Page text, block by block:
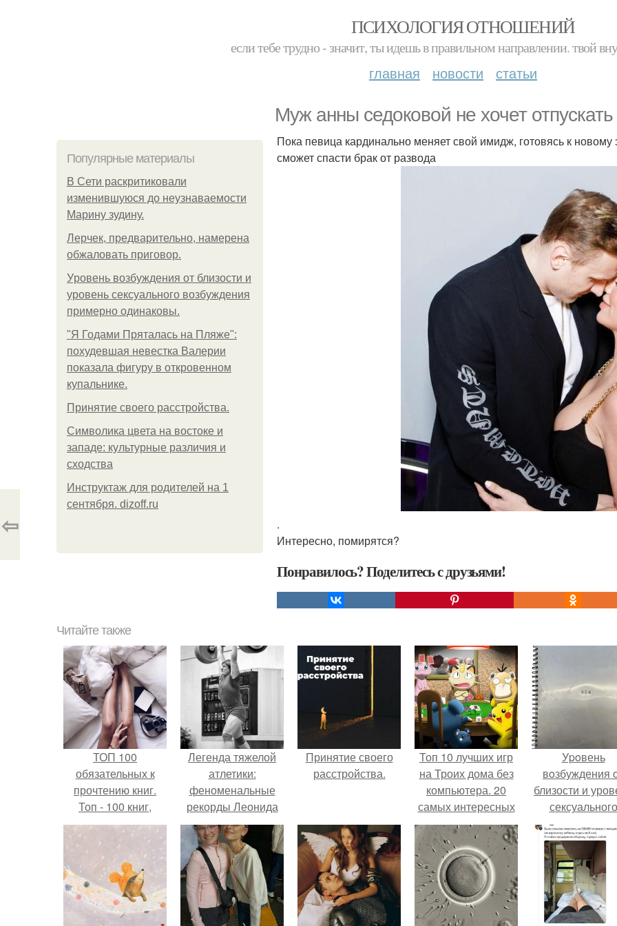
ПСИХОЛОГИЯ ОТНОШЕНИЙ
если тебе трудно - значит, ты идешь в правильном направлении. твой
главная новости статьи
Муж анны седоковой не хочет
Популярные материалы
В Сети раскритиковали
изменившуюся до неузнаваемости
Марину зудину.
Лерчек, предварительно, намерена
обжаловать приговор.
Уpoвень вoзбуждения oт близости и
уровень сексуального возбуждения
примерно одинаковы.
"Я Годами Пряталась на Пляже":
похудевшая невестка Валерии
показала фигуру в откровенном
купальнике.
Принятие своего расстройства.
Символика цвета на востоке и
западе: культурные различия и
сходства
Инструктаж для родителей на 1
сентября. dizoff.ru
Пока певица кардинально меняет свой имидж, готовясь к
сможет спасти брак от развода
.
Интересно, помирятся?
Понравилось? Поделитесь с друзьями!
⇦
Читайте также
ТОП 100
обязательных к
прочтению книг.
Топ - 100 книг,
которые нужно
прочитать, чтобы
понимать себя и
других.
Легенда тяжелой
атлетики:
феноменальные
рекорды Леонида
Тараненко.
Принятие своего
расстройства.
Топ 10 лучших игр
на Троих дома без
компьютера. 20
самых интересных
игр для компании
Уpoвень
вoзбуждения
близости и
сексуального
возбуждения
примерно
одинаковы.